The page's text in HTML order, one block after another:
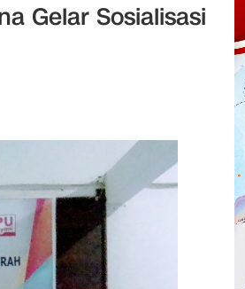
Gelar Sosialisasi